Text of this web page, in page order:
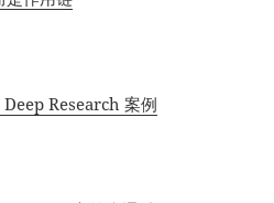
Research 案例